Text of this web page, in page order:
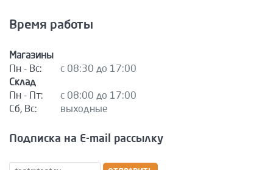
Время работы
Магазины
Пн - Вс:
с 08:30 до 17:00
Склад
Пн - Пт:
с 08:00 до 17:00
Сб, Вс:
выходные
Подписка на E-mail рассылку